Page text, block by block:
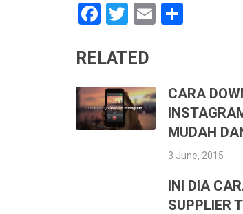
Facebook
Twitter
Email
RELATED
CARA
MUDAH
3 June, 2015
INI DIA
SUPPLIER